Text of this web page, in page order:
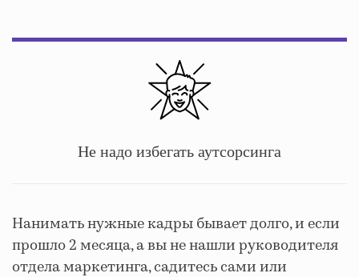
Не надо избегать аутсорсинга
Нанимать нужные кадры бывает долго, и если
прошло 2 месяца, а вы не нашли руководителя
отдела маркетинга, садитесь сами или